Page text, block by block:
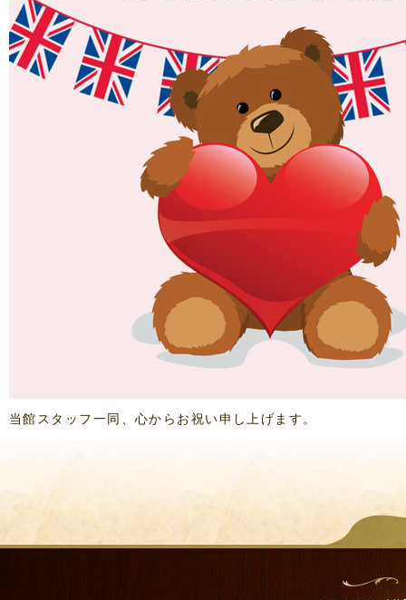
当館スタッフ一同、心からお祝い申し上げます。